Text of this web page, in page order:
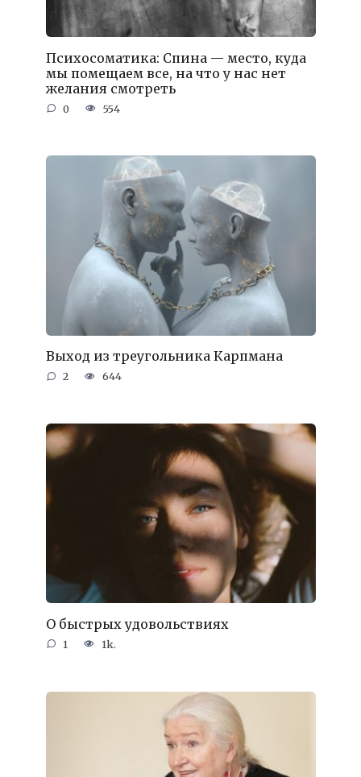
Психосоматика: Спина — место, куда
мы помещаем все, на что у нас нет
желания смотреть
0 554
Выход из треугольника Карпмана
2 644
О быстрых удовольствиях
1 1k.